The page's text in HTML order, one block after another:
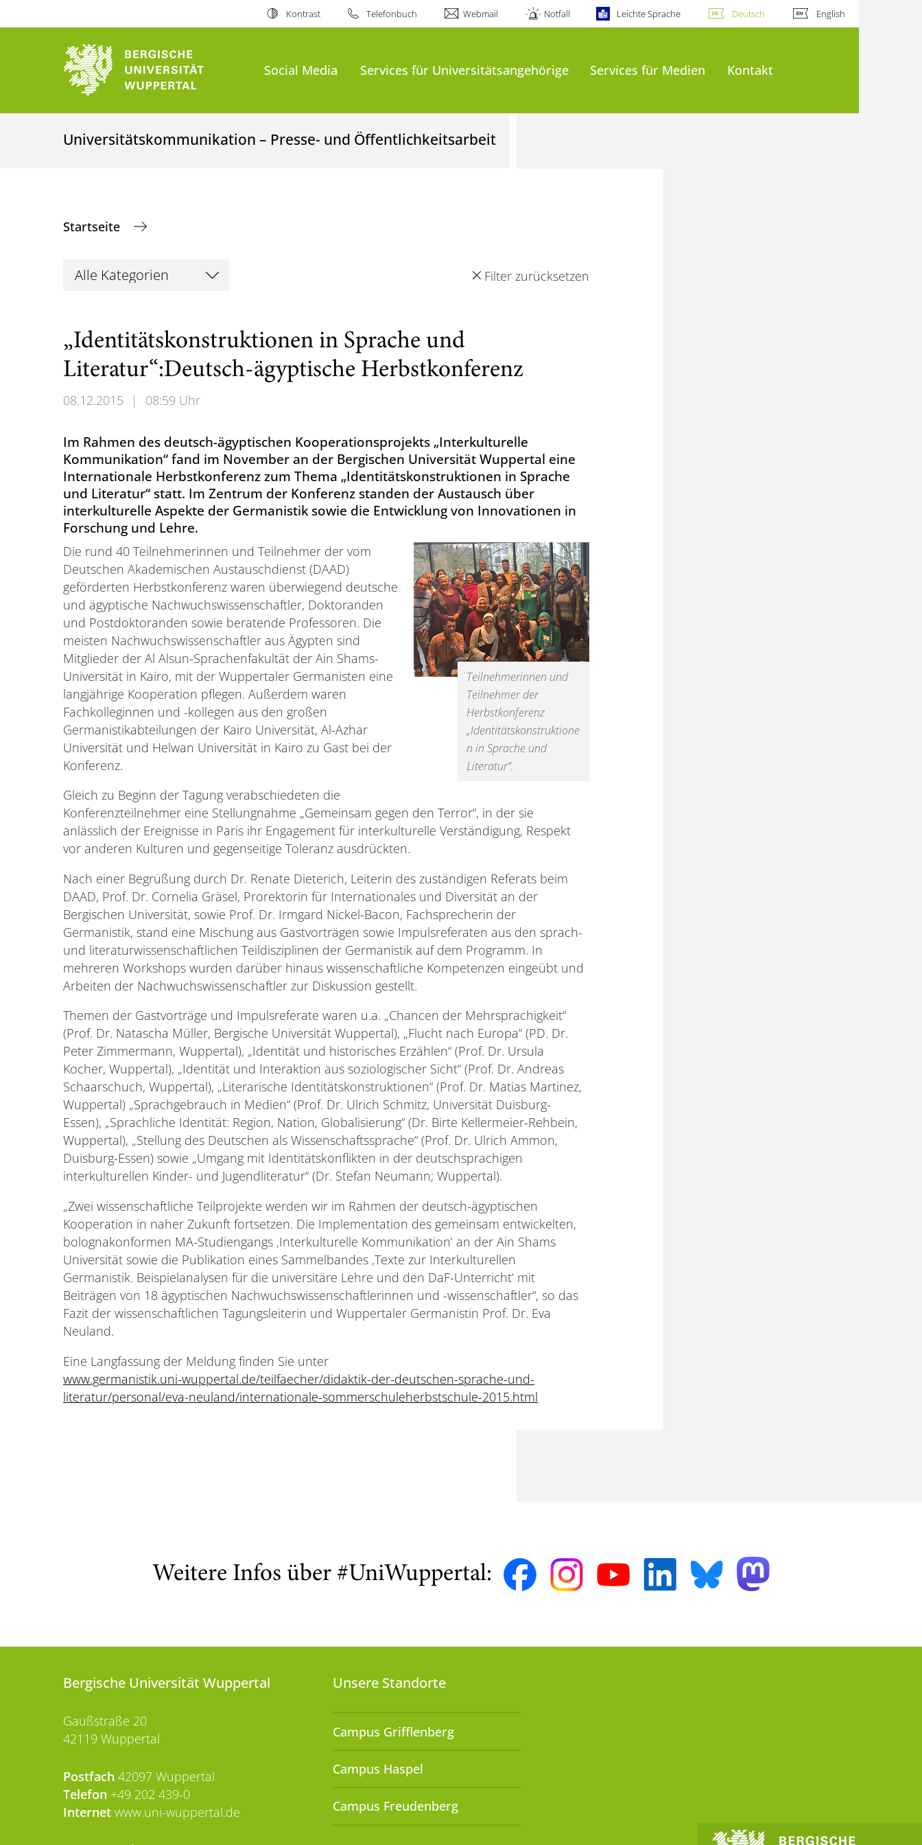
Kontrast Telefonbuch Webmail Notfall Leichte Sprache Deutsch English
Social Media Services für Universitätsangehörige Services für Medien Kontakt
Universitätskommunikation – Presse- und Öffentlichkeitsarbeit
Startseite
Filter zurücksetzen
„Identitätskonstruktionen in Sprache und
Literatur“:Deutsch-ägyptische Herbstkonferenz
08.12.2015 | 08:59 Uhr
Im Rahmen des deutsch-ägyptischen Kooperationsprojekts „Interkulturelle
Kommunikation“ fand im November an der Bergischen Universität Wuppertal eine
Internationale Herbstkonferenz zum Thema „Identitätskonstruktionen in Sprache
und Literatur“ statt. Im Zentrum der Konferenz standen der Austausch über
interkulturelle Aspekte der Germanistik sowie die Entwicklung von Innovationen in
Forschung und Lehre.
Teilnehmerinnen und
Teilnehmer der
Herbstkonferenz
„Identitätskonstruktione
n in Sprache und
Literatur“.
Die rund 40 Teilnehmerinnen und Teilnehmer der vom
Deutschen Akademischen Austauschdienst (DAAD)
geförderten Herbstkonferenz waren überwiegend deutsche
und ägyptische Nachwuchswissenschaftler, Doktoranden
und Postdoktoranden sowie beratende Professoren. Die
meisten Nachwuchswissenschaftler aus Ägypten sind
Mitglieder der Al Alsun-Sprachenfakultät der Ain Shams-
Universität in Kairo, mit der Wuppertaler Germanisten eine
langjährige Kooperation pflegen. Außerdem waren
Fachkolleginnen und -kollegen aus den großen
Germanistikabteilungen der Kairo Universität, Al-Azhar
Universität und Helwan Universität in Kairo zu Gast bei der
Konferenz.
Gleich zu Beginn der Tagung verabschiedeten die
Konferenzteilnehmer eine Stellungnahme „Gemeinsam gegen den Terror“, in der sie
anlässlich der Ereignisse in Paris ihr Engagement für interkulturelle Verständigung, Respekt
vor anderen Kulturen und gegenseitige Toleranz ausdrückten.
Nach einer Begrüßung durch Dr. Renate Dieterich, Leiterin des zuständigen Referats beim
DAAD, Prof. Dr. Cornelia Gräsel, Prorektorin für Internationales und Diversität an der
Bergischen Universität, sowie Prof. Dr. Irmgard Nickel-Bacon, Fachsprecherin der
Germanistik, stand eine Mischung aus Gastvorträgen sowie Impulsreferaten aus den sprach-
und literaturwissenschaftlichen Teildisziplinen der Germanistik auf dem Programm. In
mehreren Workshops wurden darüber hinaus wissenschaftliche Kompetenzen eingeübt und
Arbeiten der Nachwuchswissenschaftler zur Diskussion gestellt.
Themen der Gastvorträge und Impulsreferate waren u.a. „Chancen der Mehrsprachigkeit“
(Prof. Dr. Natascha Müller, Bergische Universität Wuppertal), „Flucht nach Europa“ (PD. Dr.
Peter Zimmermann, Wuppertal), „Identität und historisches Erzählen“ (Prof. Dr. Ursula
Kocher, Wuppertal), „Identität und Interaktion aus soziologischer Sicht“ (Prof. Dr. Andreas
Schaarschuch, Wuppertal), „Literarische Identitätskonstruktionen“ (Prof. Dr. Matias Martinez,
Wuppertal) „Sprachgebrauch in Medien“ (Prof. Dr. Ulrich Schmitz, Universität Duisburg-
Essen), „Sprachliche Identität: Region, Nation, Globalisierung“ (Dr. Birte Kellermeier-Rehbein,
Wuppertal), „Stellung des Deutschen als Wissenschaftssprache“ (Prof. Dr. Ulrich Ammon,
Duisburg-Essen) sowie „Umgang mit Identitätskonflikten in der deutschsprachigen
interkulturellen Kinder- und Jugendliteratur“ (Dr. Stefan Neumann; Wuppertal).
„Zwei wissenschaftliche Teilprojekte werden wir im Rahmen der deutsch-ägyptischen
Kooperation in naher Zukunft fortsetzen. Die Implementation des gemeinsam entwickelten,
bolognakonformen MA-Studiengangs ‚Interkulturelle Kommunikation‘ an der Ain Shams
Universität sowie die Publikation eines Sammelbandes ‚Texte zur Interkulturellen
Germanistik. Beispielanalysen für die universitäre Lehre und den DaF-Unterricht‘ mit
Beiträgen von 18 ägyptischen Nachwuchswissenschaftlerinnen und -wissenschaftler“, so das
Fazit der wissenschaftlichen Tagungsleiterin und Wuppertaler Germanistin Prof. Dr. Eva
Neuland.
Eine Langfassung der Meldung finden Sie unter
www.germanistik.uni-wuppertal.de/teilfaecher/didaktik-der-deutschen-sprache-und-
literatur/personal/eva-neuland/internationale-sommerschuleherbstschule-2015.html
Weitere Infos über #UniWuppertal:
Bergische Universität Wuppertal
Gaußstraße 20
42119 Wuppertal
Postfach 42097 Wuppertal
Telefon +49 202 439-0
Internet www.uni-wuppertal.de
Unsere Standorte
Campus Grifflenberg
Campus Haspel
Campus Freudenberg